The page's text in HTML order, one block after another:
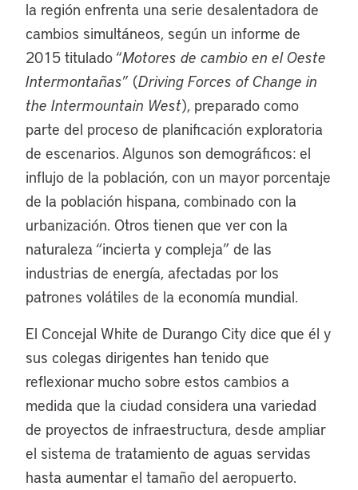
la región enfrenta una serie desalentadora de
cambios simultáneos, según un informe de
2015 titulado “Motores de cambio en el Oeste
Intermontañas” (Driving Forces of Change in
the Intermountain West), preparado como
parte del proceso de planificación exploratoria
de escenarios. Algunos son demográficos: el
influjo de la población, con un mayor porcentaje
de la población hispana, combinado con la
urbanización. Otros tienen que ver con la
naturaleza “incierta y compleja” de las
industrias de energía, afectadas por los
patrones volátiles de la economía mundial.
El Concejal White de Durango City dice que él y
sus colegas dirigentes han tenido que
reflexionar mucho sobre estos cambios a
medida que la ciudad considera una variedad
de proyectos de infraestructura, desde ampliar
el sistema de tratamiento de aguas servidas
hasta aumentar el tamaño del aeropuerto.